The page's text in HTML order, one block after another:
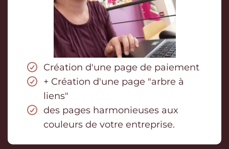
Création d'une page de paiement
+ Création d'une page "arbre à
liens"
des pages harmonieuses aux
couleurs de votre entreprise.